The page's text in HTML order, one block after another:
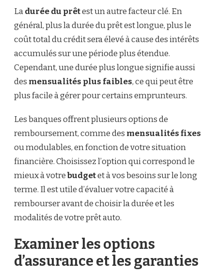
Ladurée du prêtest un autre facteur clé. En
général, plus la durée du prêt est longue, plus le
coût total du crédit sera élevé à cause des intérêts
accumulés sur une période plus étendue.
Cependant, une durée plus longue signifie aussi
des mensualités plus faibles, ce qui peut être
plus facile à gérer pour certains emprunteurs.
Les banques offrent plusieurs options de
remboursement, comme des mensualités fixes
ou modulables, en fonction de votre situation
financière. Choisissez l’option qui correspond le
mieux à votrebudgetet à vos besoins sur le long
terme. Il est utile d’évaluer votre capacité à
rembourser avant de choisir la durée et les
modalités de votre prêt auto.
Examiner les options
d’assurance et les garanties